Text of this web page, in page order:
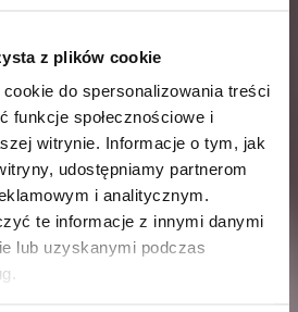
z plików cookie
do spersonalizowania treści
funkcje społecznościowe i
witrynie. Informacje o tym, jak
udostępniamy partnerom
i analitycznym.
te informacje z innymi danymi
lub uzyskanymi podczas